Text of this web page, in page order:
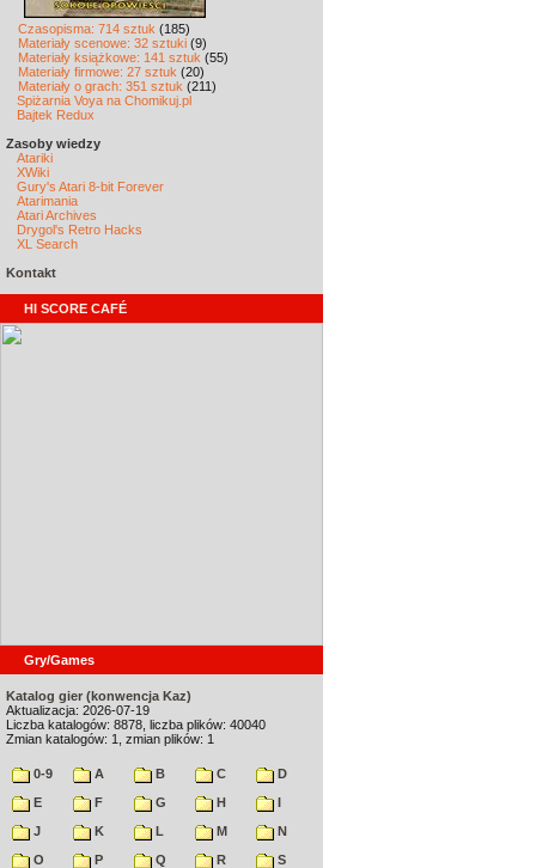
Czasopisma: 714 sztuk (185)
Materiały scenowe: 32 sztuki (9)
Materiały książkowe: 141 sztuk (55)
Materiały firmowe: 27 sztuk (20)
Materiały o grach: 351 sztuk (211)
Spiżarnia Voya na Chomikuj.pl
Bajtek Redux
Zasoby wiedzy
Atariki
XWiki
Gury's Atari 8-bit Forever
Atarimania
Atari Archives
Drygol's Retro Hacks
XL Search
Kontakt
HI SCORE CAFÉ
Gry/Games
Katalog gier (konwencja Kaz)
Aktualizacja: 2026-07-19
Liczba katalogów: 8878, liczba plików: 40040
Zmian katalogów: 1, zmian plików: 1
0-9 A B C
D
E
F G H
I
J
K L M
N
O
P Q R
S